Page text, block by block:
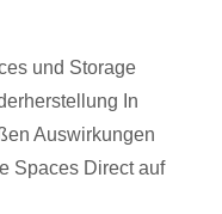
und Storage
In
Auswirkungen
Spaces Direct auf